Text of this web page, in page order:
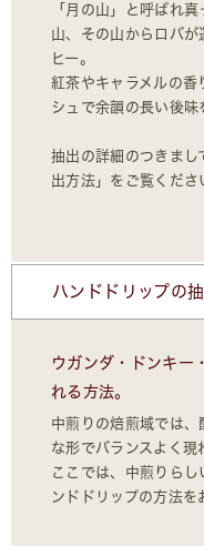
「月の山」と呼ばれ
山、その山からロバが
ヒー。
紅茶やキャラメルの香
シュで余韻の長い後味
抽出の詳細のつきまし
出方法」をご覧くださ
ハンドドリップの
ウガンダ・ドンキー
れる方法。
中煎りの焙煎域では、
な形でバランスよく現
ここでは、中煎りら
ンドドリップの方法を